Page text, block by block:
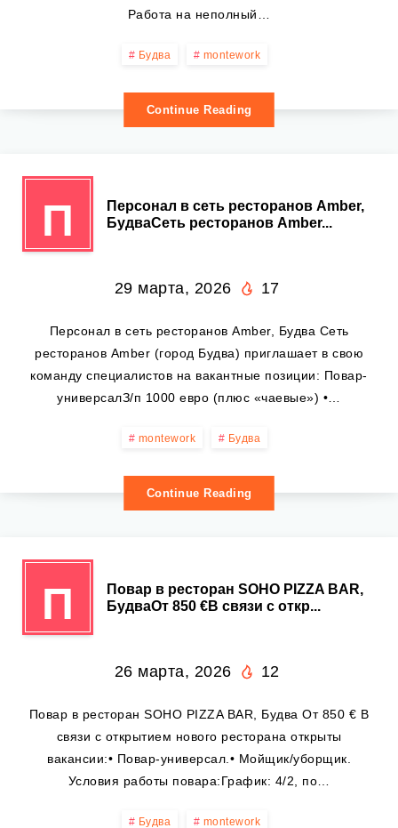
Работа на неполный…
Будва montework
Continue Reading
П
Персонал в сеть ресторанов Amber,
БудваСеть ресторанов Amber...
29 марта, 2026 17
Персонал в сеть ресторанов Amber, Будва Сеть
ресторанов Amber (город Будва) приглашает в свою
команду специалистов на вакантные позиции: Повар-
универсалЗ/п 1000 евро (плюс «чаевые») •…
montework Будва
Continue Reading
П
Повар в ресторан SOHO PIZZA BAR,
БудваОт 850 €В связи с откр...
26 марта, 2026 12
Повар в ресторан SOHO PIZZA BAR, Будва От 850 € В
связи с открытием нового ресторана открыты
вакансии:• Повар-универсал.• Мойщик/уборщик.
Условия работы повара:График: 4/2, по…
Будва montework